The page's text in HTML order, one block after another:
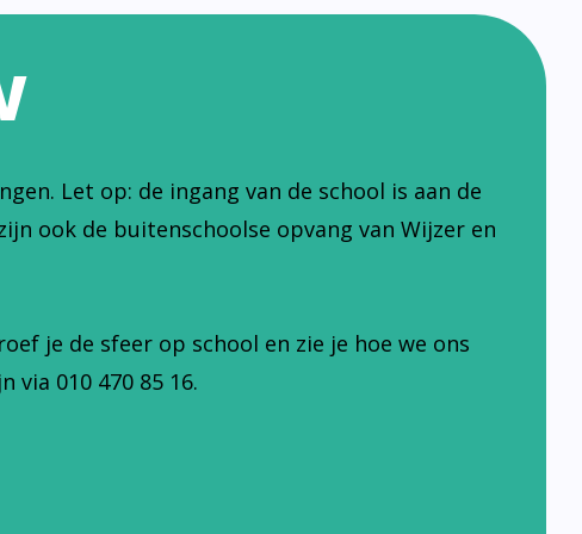
Let op: de ingang van de school is aan de
ook de buitenschoolse opvang van Wijzer en
je de sfeer op school en zie je hoe we ons
010 470 85 16.